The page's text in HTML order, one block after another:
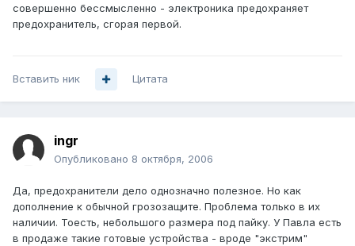
совершенно бессмысленно - электроника предохраняет
предохранитель, сгорая первой.
Вставить ник Цитата
ingr
Опубликовано 8 октября, 2006
Да, предохранители дело однозначно полезное. Но как
дополнение к обычной грозозащите. Проблема только в их
наличии. Тоесть, небольшого размера под пайку. У Павла есть
в продаже такие готовые устройства - вроде "экстрим"